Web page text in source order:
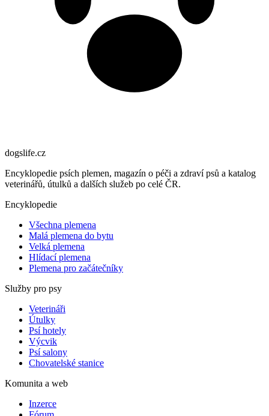
dogslife.cz
Encyklopedie psích plemen, magazín o péči a zdraví psů a katalog
veterinářů, útulků a dalších služeb po celé ČR.
Encyklopedie
Všechna plemena
Malá plemena do bytu
Velká plemena
Hlídací plemena
Plemena pro začátečníky
Služby pro psy
Veterináři
Útulky
Psí hotely
Výcvik
Psí salony
Chovatelské stanice
Komunita a web
Inzerce